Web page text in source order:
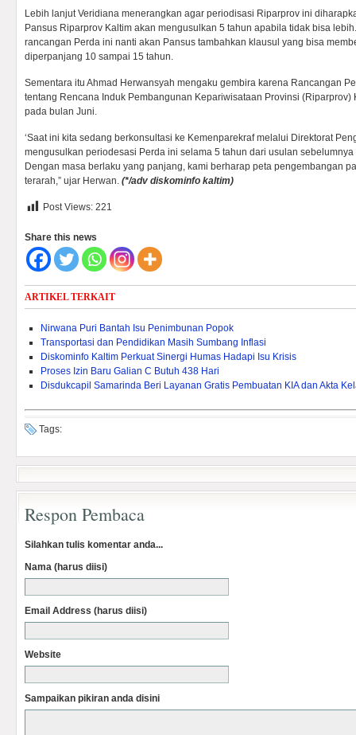
Lebih lanjut Veridiana menerangkan agar periodisasi Riparprov ini
Pansus Riparprov Kaltim akan mengusulkan 5 tahun apabila tidak bisa
rancangan Perda ini nanti akan Pansus tambahkan klausul yang bisa
diperpanjang 10 sampai 15 tahun.
Sementara itu Ahmad Herwansyah mengaku gembira karena Rancangan
tentang Rencana Induk Pembangunan Kepariwisataan Provinsi (Riparprov)
pada bulan Juni.
‘Saat ini kita sedang berkonsultasi ke Kemenparekraf melalui Direktorat
mengusulkan periodesasi Perda ini selama 5 tahun dari usulan
Dengan masa berlaku yang panjang, kami berharap peta pengembangan
terarah,” ujar Herwan. (*/adv diskominfo kaltim)
Post Views: 221
Share this news
ARTIKEL TERKAIT
Nirwana Puri Bantah Isu Penimbunan Popok
Transportasi dan Pendidikan Masih Sumbang Inflasi
Diskominfo Kaltim Perkuat Sinergi Humas Hadapi Isu Krisis
Proses Izin Baru Galian C Butuh 438 Hari
Disdukcapil Samarinda Beri Layanan Gratis Pembuatan KIA dan Akta
Tags:
Respon Pembaca
Silahkan tulis komentar anda...
Nama (harus diisi)
Email Address (harus diisi)
Website
Sampaikan pikiran anda disini